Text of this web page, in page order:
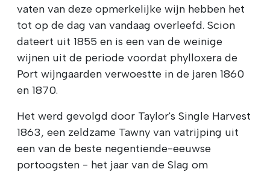
vaten van deze opmerkelijke wijn hebben het
tot op de dag van vandaag overleefd. Scion
dateert uit 1855 en is een van de weinige
wijnen uit de periode voordat phylloxera de
Port wijngaarden verwoestte in de jaren 1860
en 1870.
Het werd gevolgd door Taylor's Single Harvest
1863, een zeldzame Tawny van vatrijping uit
een van de beste negentiende-eeuwse
portoogsten - het jaar van de Slag om